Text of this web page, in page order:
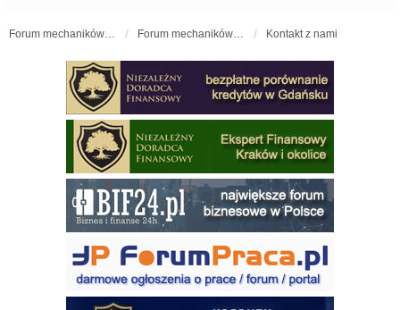
Forum mechaników samochodowych - forum-mechaniczne.pl Forum mechaników samochodowych Kontakt z nami